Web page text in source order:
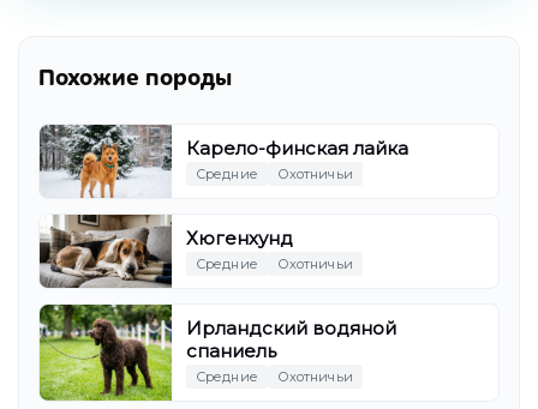
Похожие породы
Карело-финская лайка
Средние Охотничьи
Хюгенхунд
Средние Охотничьи
Ирландский водяной
спаниель
Средние Охотничьи